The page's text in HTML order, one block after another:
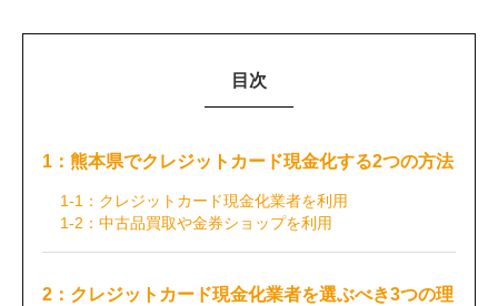
目次
1：熊本県でクレジットカード現金化する2つの方法
1-1：クレジットカード現金化業者を利用
1-2：中古品買取や金券ショップを利用
2：クレジットカード現金化業者を選ぶべき3つの理